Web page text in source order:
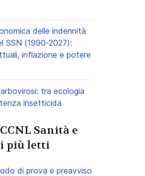
delle indennità
SSN (1990-2027):
inflazione e potere
tra ecologia
insetticida
Sanità e
più letti
di prova e preavviso